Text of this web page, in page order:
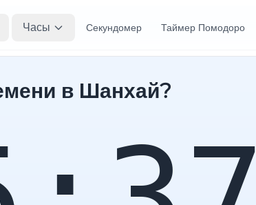
Часы Секундомер Таймер Помодоро
в Шанхай?